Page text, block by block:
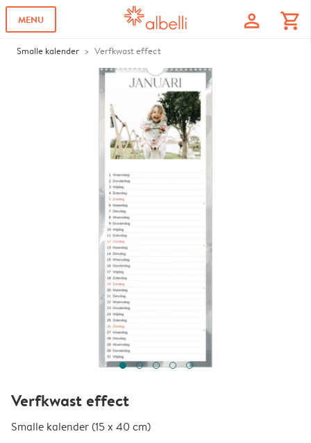
MENU profile shopping_cart
Smalle kalender Verfkwast effect
Verfkwast effect
Smalle kalender (15 x 40 cm)